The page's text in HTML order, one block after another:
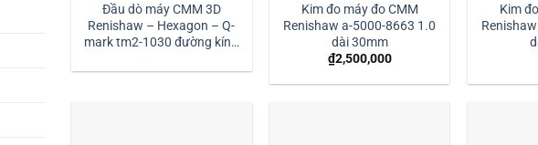
Đầu dò máy CMM 3D
Renishaw – Hexagon – Q-
mark tm2-1030 đường kính
Technology
Kim đo máy đo CMM
Renishaw a-5000-8663 1.0
dài 30mm
₫2,500,000
Kim